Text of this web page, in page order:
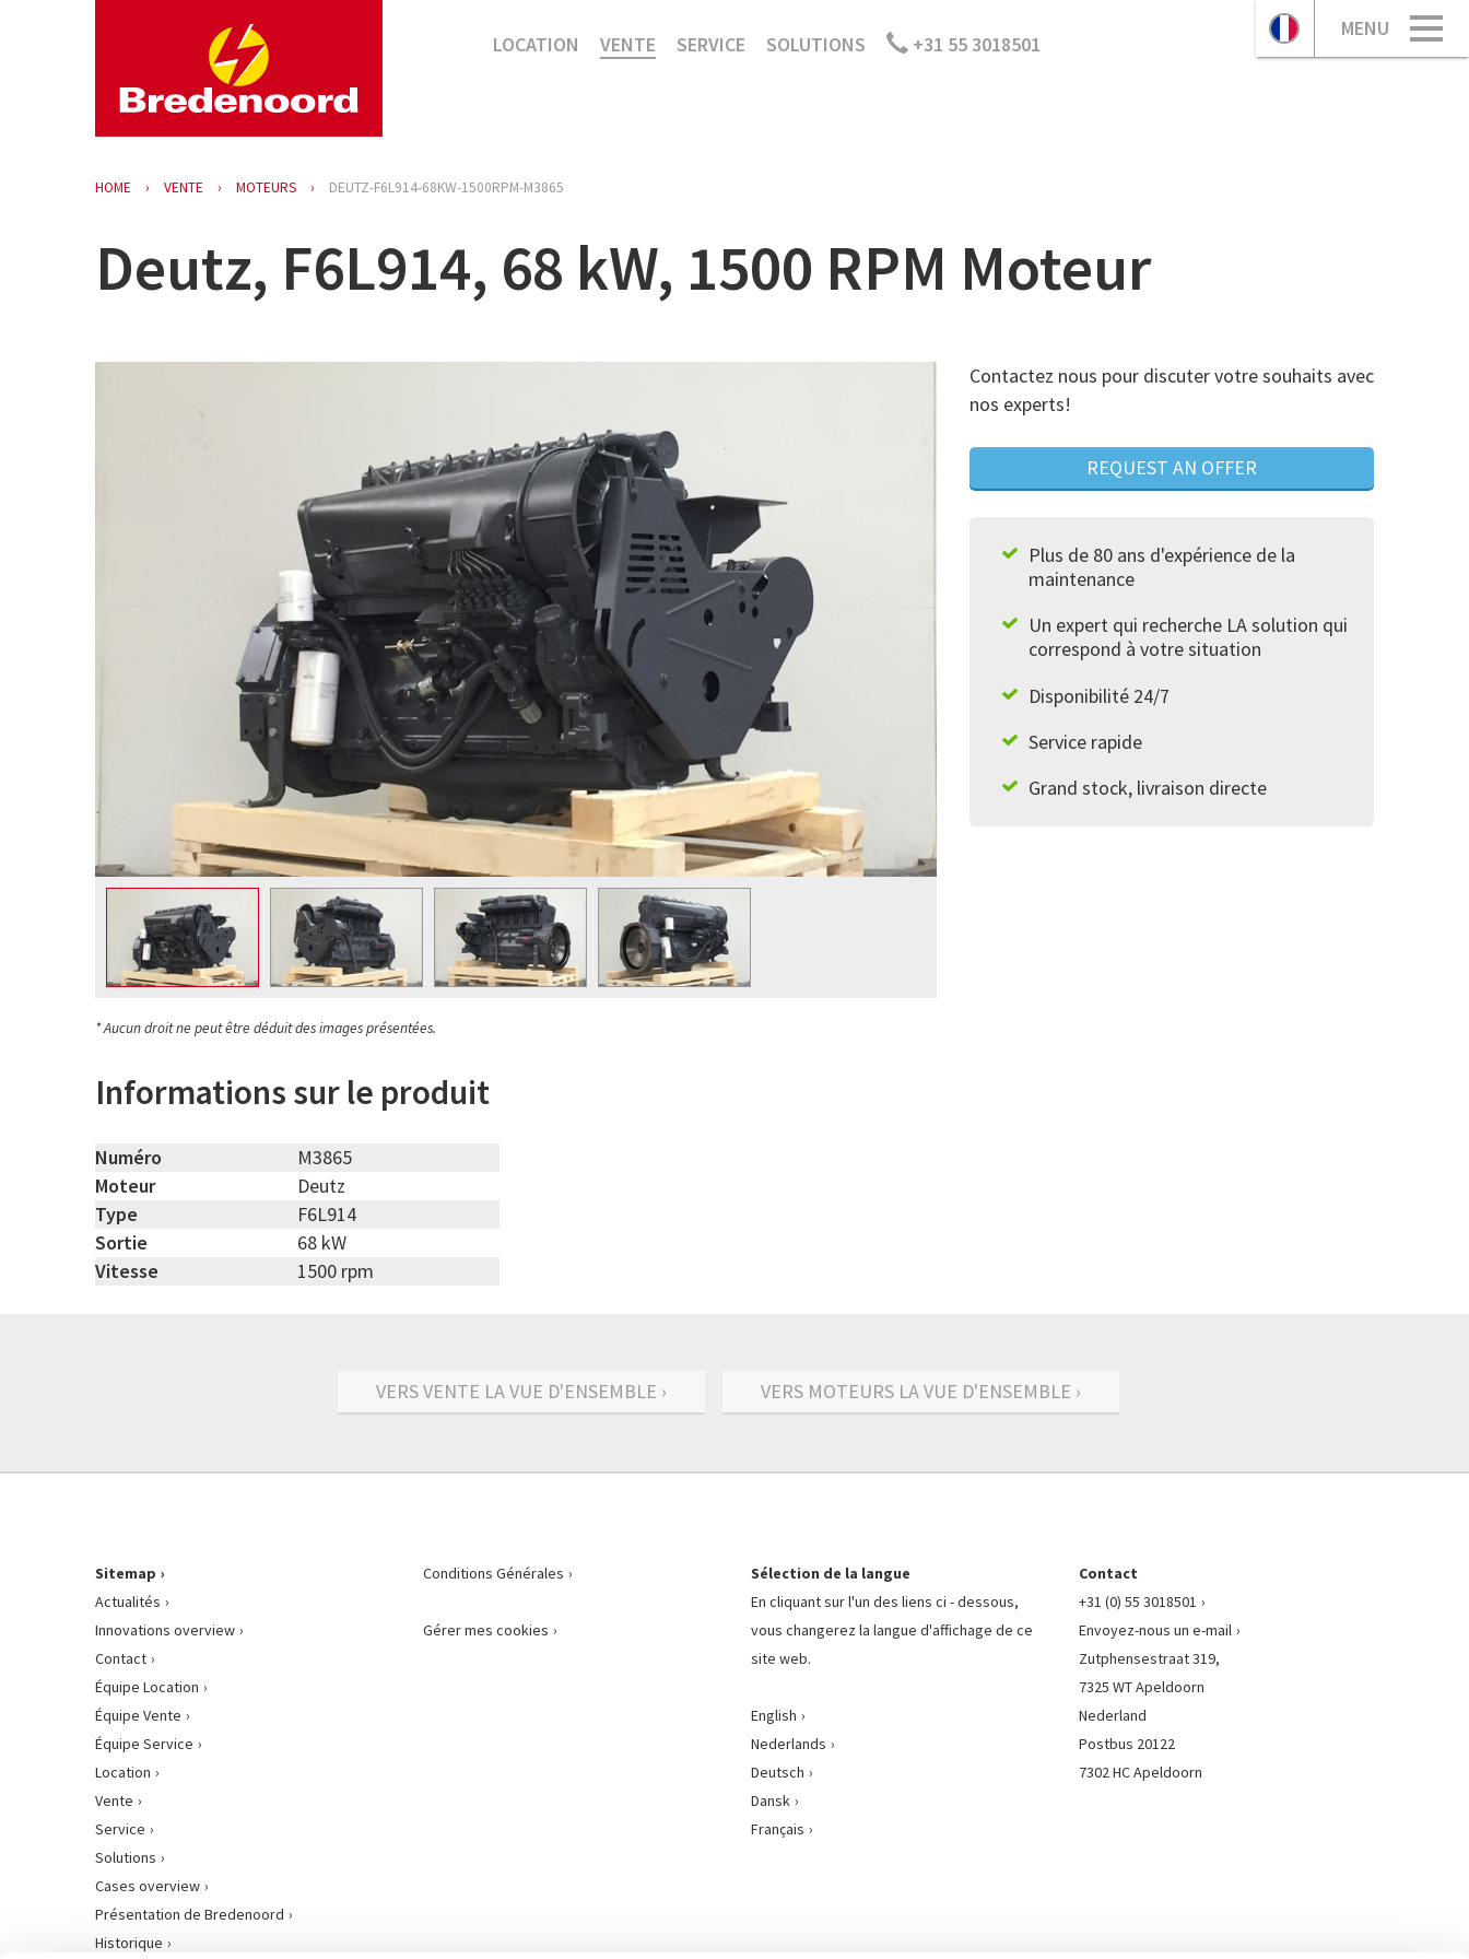
MENU
LOCATION VENTE SERVICE SOLUTIONS +31 55 3018501
HOME VENTE MOTEURS DEUTZ-F6L914-68KW-1500RPM-M3865
Deutz, F6L914, 68 kW, 1500 RPM Moteur
* Aucun droit ne peut être déduit des images présentées.
Contactez nous pour discuter votre souhaits avec
nos experts!
REQUEST AN OFFER
Plus de 80 ans d'expérience de la
maintenance
Un expert qui recherche LA solution qui
correspond à votre situation
Disponibilité 24/7
Service rapide
Grand stock, livraison directe
Informations sur le produit
Numéro
M3865
Moteur
Deutz
Type
F6L914
Sortie
68 kW
Vitesse
1500 rpm
VERS VENTE LA VUE D'ENSEMBLE › VERS MOTEURS LA VUE D'ENSEMBLE ›
Sitemap
Actualités
Innovations overview
Contact
Équipe Location
Équipe Vente
Équipe Service
Location
Vente
Service
Solutions
Cases overview
Présentation de Bredenoord
Historique
Conditions Générales
Gérer mes cookies
Sélection de la langue
En cliquant sur l'un des liens ci - dessous,
vous changerez la langue d'affichage de ce
site web.
English
Nederlands
Deutsch
Dansk
Français
Contact
+31 (0) 55 3018501
Envoyez-nous un e-mail
Zutphensestraat 319,
7325 WT Apeldoorn
Nederland
Postbus 20122
7302 HC Apeldoorn